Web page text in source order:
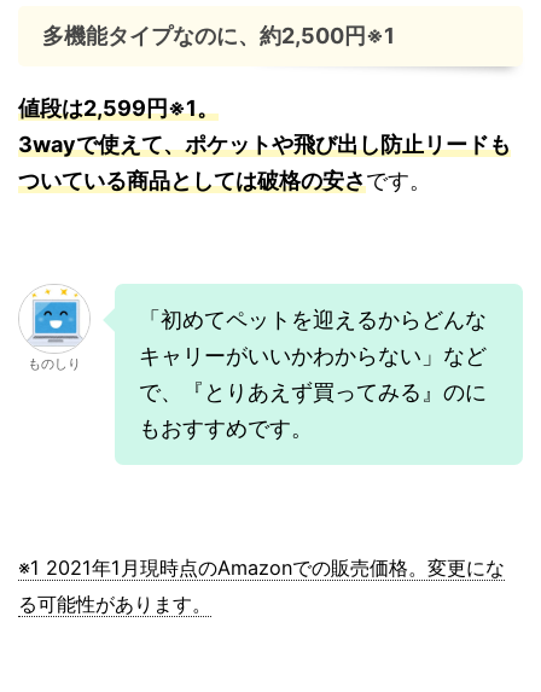
多機能タイプなのに、約2,500円※1
値段は2,599円※1。
3wayで使えて、ポケットや飛び出し防止リードも
ついている商品としては破格の安さです。
ものしり
「初めてペットを迎えるからどんな
キャリーがいいかわからない」など
で、『とりあえず買ってみる』のに
もおすすめです。
※1 2021年1月現時点のAmazonでの販売価格。変更にな
る可能性があります。